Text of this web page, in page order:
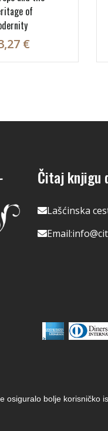
of
€
Čitaj knjigu
Lašćinska
Email:
osiguralo bolje korisničko